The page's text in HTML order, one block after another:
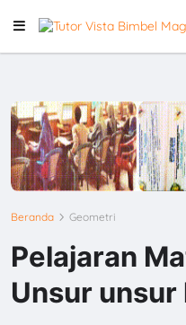
Beranda Geometri
Pelajaran
Unsur